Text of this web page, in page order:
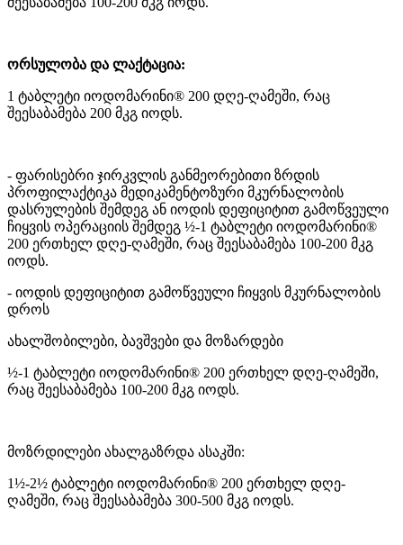
ორსულობა და ლაქტაცია:
1 ტაბლეტი იოდომარინი® 200 დღე-ღამეში, რაც
შეესაბამება 200 მკგ იოდს.
- ფარისებრი ჯირკვლის განმეორებითი ზრდის
პროფილაქტიკა მედიკამენტოზური მკურნალობის
დასრულების შემდეგ ან იოდის დეფიციტით გამოწვეული
ჩიყვის ოპერაციის შემდეგ ½-1 ტაბლეტი იოდომარინი®
200 ერთხელ დღე-ღამეში, რაც შეესაბამება 100-200 მკგ
იოდს.
- იოდის დეფიციტით გამოწვეული ჩიყვის მკურნალობის
დროს
ახალშობილები, ბავშვები და მოზარდები
½-1 ტაბლეტი იოდომარინი® 200 ერთხელ დღე-ღამეში,
რაც შეესაბამება 100-200 მკგ იოდს.
მოზრდილები ახალგაზრდა ასაკში:
1½-2½ ტაბლეტი იოდომარინი® 200 ერთხელ დღე-
ღამეში, რაც შეესაბამება 300-500 მკგ იოდს.